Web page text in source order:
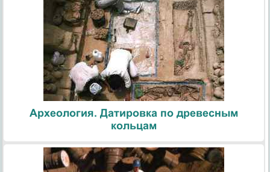
Археология. Датировка по древесным
кольцам